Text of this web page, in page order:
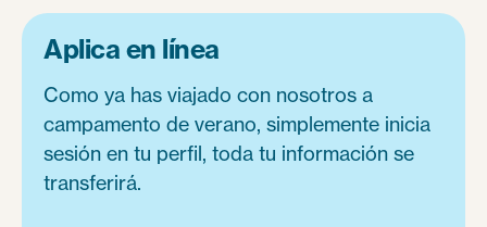
Aplica en línea
Como ya has viajado con nosotros a
campamento de verano, simplemente inicia
sesión en tu perfil, toda tu información se
transferirá.